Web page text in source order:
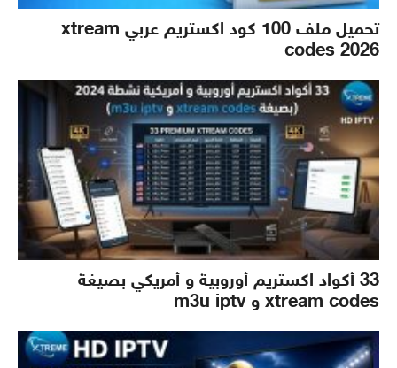
تحميل ملف 100 كود اكستريم عربي xtream
codes 2026
33 أكواد اكستريم أوروبية و أمريكي بصيغة
xtream codes و m3u iptv